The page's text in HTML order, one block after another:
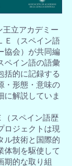
王立アカデミー
Ｅ（スペイン語
協会）が共同編
ペイン語の語彙
括的に記録する
・形態・意味の
に解説していま
（スペイン語歴
ロジェクトは現
ル技術と国際的
体制を駆使して
期的な取り組